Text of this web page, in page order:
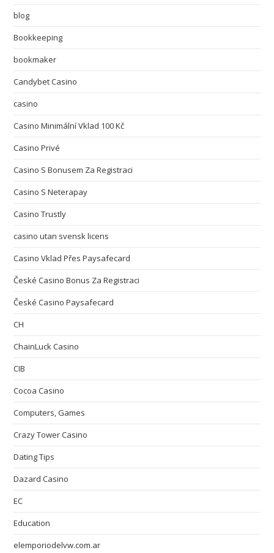
blog
Bookkeeping
bookmaker
Candybet Casino
casino
Casino Minimální Vklad 100 Kč
Casino Privé
Casino S Bonusem Za Registraci
Casino S Neterapay
Casino Trustly
casino utan svensk licens
Casino Vklad Přes Paysafecard
České Casino Bonus Za Registraci
České Casino Paysafecard
CH
ChainLuck Casino
CIB
Cocoa Casino
Computers, Games
Crazy Tower Сasino
Dating Tips
Dazard Casino
EC
Education
elemporiodelvw.com.ar